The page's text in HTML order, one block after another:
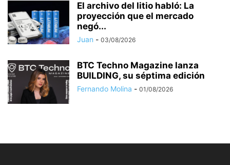
El archivo del litio habló: La
proyección que el mercado
negó...
Juan - 03/08/2026
BTC Techno Magazine lanza
BUILDING, su séptima edición
Fernando Molina - 01/08/2026